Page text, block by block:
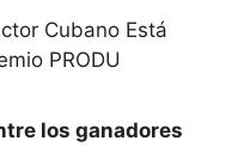
Cubano Está
PRODU
los ganadores